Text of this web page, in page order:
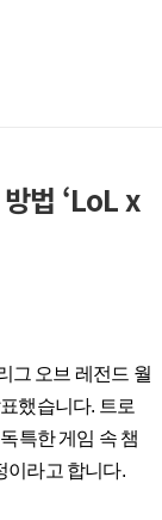
법 ‘LoL x
그 오브 레전드 월
했습니다. 트로
특한 게임 속 챔
이라고 합니다.